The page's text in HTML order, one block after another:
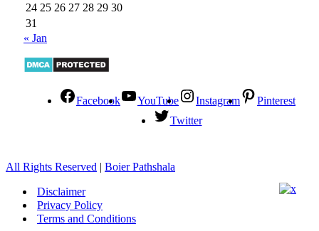
24 25 26 27 28 29 30
31
« Jan
Facebook YouTube Instagram
Pinterest
Twitter
All Rights Reserved | Boier Pathshala
Disclaimer
Privacy Policy
Terms and Conditions